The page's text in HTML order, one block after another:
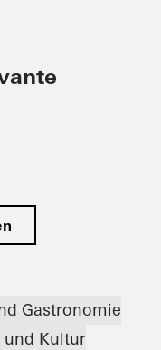
Gastronomie
und Kultur